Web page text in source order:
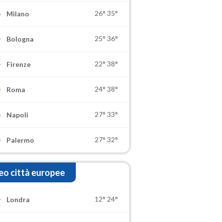
Milano 26° 35°
Bologna 25° 36°
Firenze 22° 38°
Roma 24° 38°
Napoli 27° 33°
Palermo 27° 32°
città europee
Londra 12° 24°